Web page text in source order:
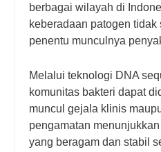
berbagai wilayah di
keberadaan patogen
penentu munculnya
Melalui teknologi DNA
komunitas bakteri dapat
muncul gejala klinis
pengamatan
yang beragam dan stabil